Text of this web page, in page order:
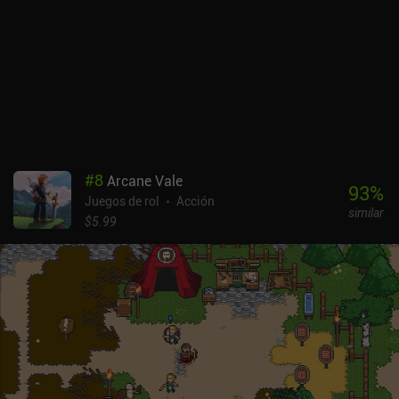
#8 Arcane Vale
Juegos de rol
Acción
$5.99
93%
similar